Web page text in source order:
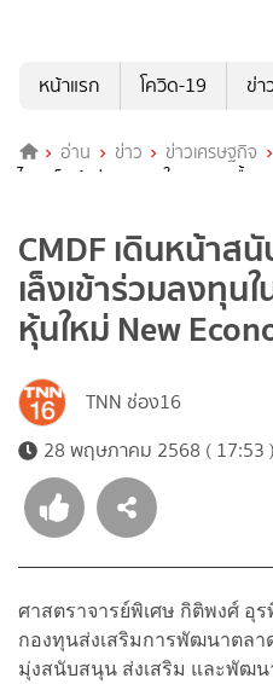
หน้าแรก
โควิด-19 ข่า
อ่าน ข่าว ข่าวเศรษฐกิจ
ไทย เล็งเข้าร่วมลงทุนในกระดานซื้อข
CMDF เดินหน้าส
เล็งเข้าร่วมลงทุน
หุ้นใหม่ New
TNN ช่อง16
28 พฤษภาคม 2568 ( 17:53 )
ศาสตราจารย์พิเศษ กิติพงศ์ อุ
กองทุนส่งเสริมการพัฒนาตลา
มุ่งสนับสนุน ส่งเสริม และพัฒ